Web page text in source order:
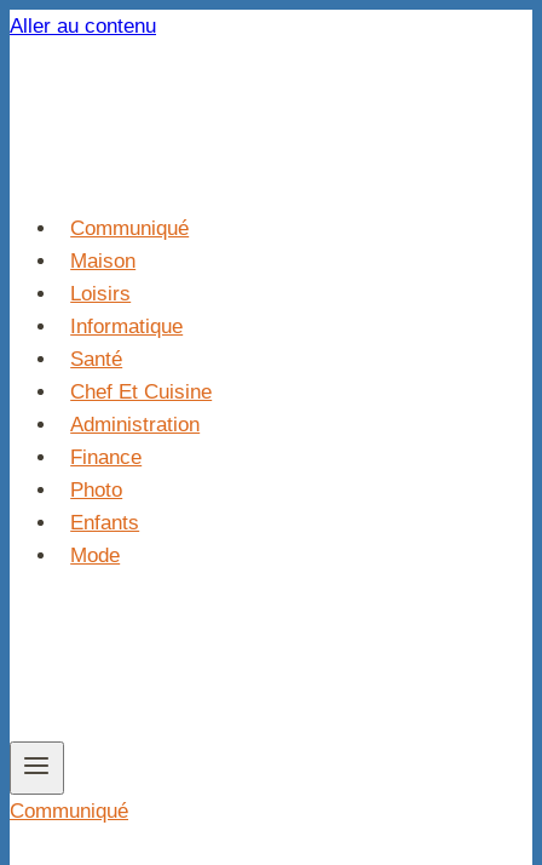
Aller au contenu
Communiqué
Maison
Loisirs
Informatique
Santé
Chef Et Cuisine
Administration
Finance
Photo
Enfants
Mode
Communiqué